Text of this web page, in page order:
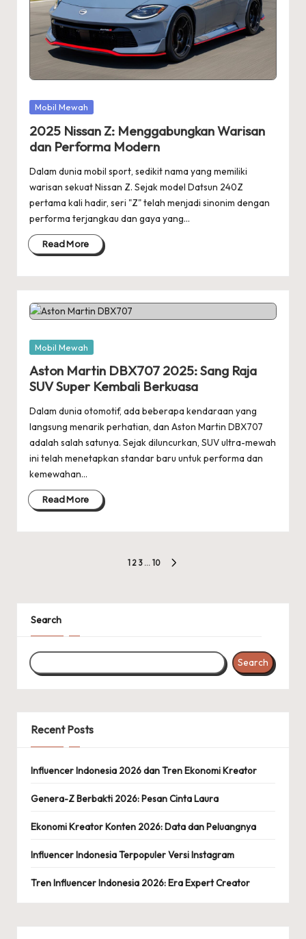
Posted
Mobil Mewah
2025 Nissan Z: Menggabungkan Warisan
dan Performa Modern
Dalam dunia mobil sport, sedikit nama yang memiliki
warisan sekuat Nissan Z. Sejak model Datsun 240Z
pertama kali hadir, seri "Z" telah menjadi sinonim dengan
performa terjangkau dan gaya yang…
Read More
Posted
Mobil Mewah
Aston Martin DBX707 2025: Sang Raja
SUV Super Kembali Berkuasa
Dalam dunia otomotif, ada beberapa kendaraan yang
langsung menarik perhatian, dan Aston Martin DBX707
adalah salah satunya. Sejak diluncurkan, SUV ultra-mewah
ini telah menetapkan standar baru untuk performa dan
kemewahan…
Read More
1 2 3 … 10
Search
Search
Recent Posts
Influencer Indonesia 2026 dan Tren Ekonomi Kreator
Genera-Z Berbakti 2026: Pesan Cinta Laura
Ekonomi Kreator Konten 2026: Data dan Peluangnya
Influencer Indonesia Terpopuler Versi Instagram
Tren Influencer Indonesia 2026: Era Expert Creator